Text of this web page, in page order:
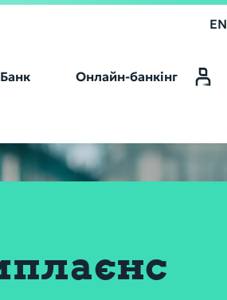
EN
Онлайн-банкінг
Online Banking